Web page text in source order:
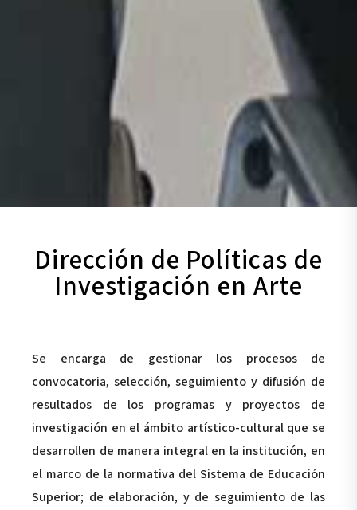
Dirección de Políticas de
Investigación en Arte
Se encarga de gestionar los procesos de
convocatoria, selección, seguimiento y difusión de
resultados de los programas y proyectos de
investigación en el ámbito artístico-cultural que se
desarrollen de manera integral en la institución, en
el marco de la normativa del Sistema de Educación
Superior; de elaboración, y de seguimiento de las